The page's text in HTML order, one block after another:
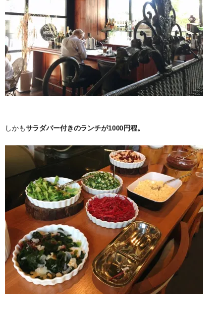
しかもサラダバー付きのランチが1000円程。